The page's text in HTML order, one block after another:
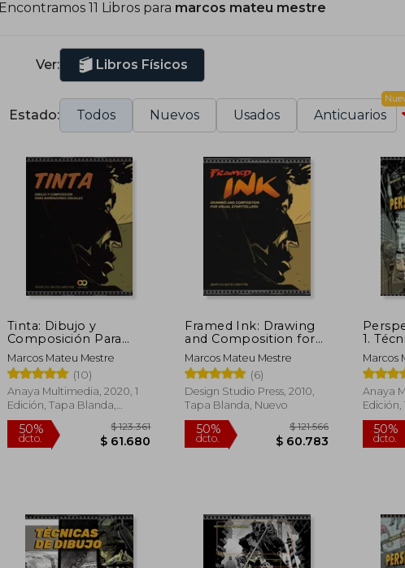
estudiantes de arte en todo el
Encontramos 11 Libros para marcos mateu mestre
Ver: Libros Físicos
Estado: Todos Nuevos Usados Anticuarios
Tinta: Dibujo y
Composición Para
Narradores Visuales
Marcos Mateu Mestre
(10)
Anaya Multimedia, 2020, 1
Edición, Tapa Blanda,
Nuevo
50%
dcto.
Framed Ink: Drawing
and Composition for
Visual Storytellers (en
Inglés)
Marcos Mateu Mestre
(6)
Design Studio Press, 2010,
Tapa Blanda, Nuevo
50%
dcto.
$ 121.566
$ 60.783
1.
Visual
Marcos
Anaya
Edición,
Nuevo